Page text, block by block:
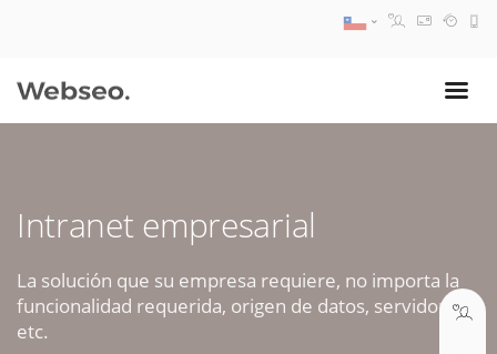
Intranet empresarial
La solución que su empresa requiere, no importa la
funcionalidad requerida, origen de datos, servidores,
etc.
09:30 AM A 18:30 PM
soporte@webseo.cl